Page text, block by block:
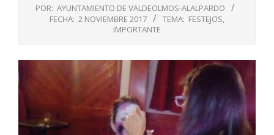
POR: AYUNTAMIENTO DE VALDEOLMOS-ALALPARDO
FECHA: 2 NOVIEMBRE 2017 TEMA: FESTEJOS,
IMPORTANTE